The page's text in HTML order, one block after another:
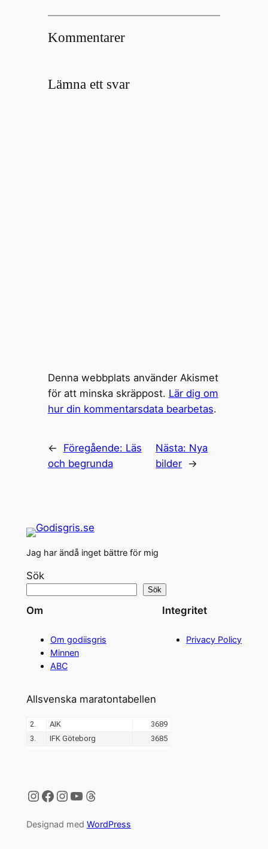
Kommentarer
Lämna ett svar
Denna webbplats använder Akismet
för att minska skräppost. Lär dig om
hur din kommentarsdata bearbetas.
← Föregående: Läs
och begrunda
Nästa: Nya
bilder →
Jag har ändå inget bättre för mig
Sök
Sök
Om
Om godiisgris
Minnen
ABC
Integritet
Privacy Policy
Allsvenska maratontabellen
Instagram
Facebook
Instagram
YouTube
Threads
Designad med WordPress